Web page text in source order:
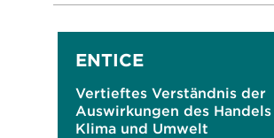
ENTICE
Vertieftes Verständnis der
Auswirkungen des
Klima und Umwelt